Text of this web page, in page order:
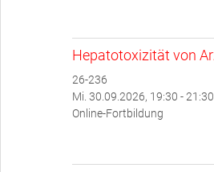
Hepatotoxizität von
26-236
Mi. 30.09.2026, 19:30 - 21:30
Online-Fortbildung